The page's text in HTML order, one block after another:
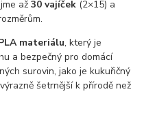
až30 vajíček (2×15) a
materiálu, který je
a bezpečný pro domácí
surovin, jako je kukuřičný
šetrnější k přírodě než